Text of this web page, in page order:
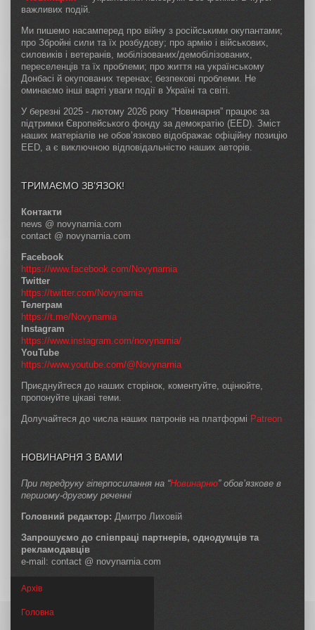
важливих подій.
Ми пишемо насамперед про війну з російськими окупантами;
про Збройні сили та їх розбудову; про армію і військових,
силовиків і ветеранів, мобілізованих/демобілізованих,
переселенців та їх проблеми; про життя на українському
Донбасі й окупованих теренах; безпекові проблеми. Не
оминаємо інші варті уваги події в Україні та світі.
У березні 2025 - лютому 2026 року “Новинарня” працює за
підтримки Європейського фонду за демократію (EED). Зміст
наших матеріалів не обов’язково відображає офіційну позицію
EED, а є виключною відповідальністю наших авторів.
ТРИМАЄМО ЗВ’ЯЗОК!
Контакти
news @ novynarnia.com
contact @ novynarnia.com
Facebook
https://www.facebook.com/Novynarnia
Twitter
https://twitter.com/Novynarnia
Телеграм
https://t.me/Novynarnia
Instagram
https://www.instagram.com/novynarnia/
YouTube
https://www.youtube.com/@Novynarnia
Приєднуйтеся до наших сторінок, коментуйте, оцінюйте,
пропонуйте цікаві теми.
Долучайтеся до числа наших патронів на платформі Patreon
НОВИНАРНЯ З ВАМИ
При передруку гіперпосилання на “Новинарню” обов’язкове в
першому-другому реченні
Головний редактор: Дмитро Лиховій
Запрошуємо до співпраці партнерів, однодумців та
рекламодавців
e-mail: contact @ novynarnia.com
Архів
Головна